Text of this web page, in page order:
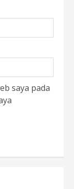
saya pada